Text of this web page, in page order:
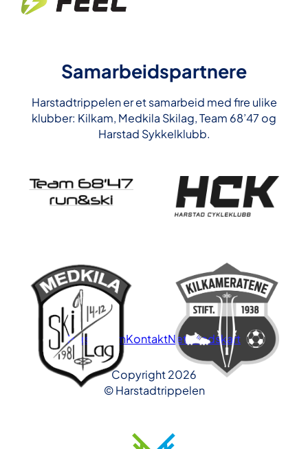
Samarbeidspartnere
Harstadtrippelen er et samarbeid med fire ulike
klubber: Kilkam, Medkila Skilag, Team 68’47 og
Harstad Sykkelklubb.
PersonvernKontaktNettstedskart
Copyright 2026
© Harstadtrippelen